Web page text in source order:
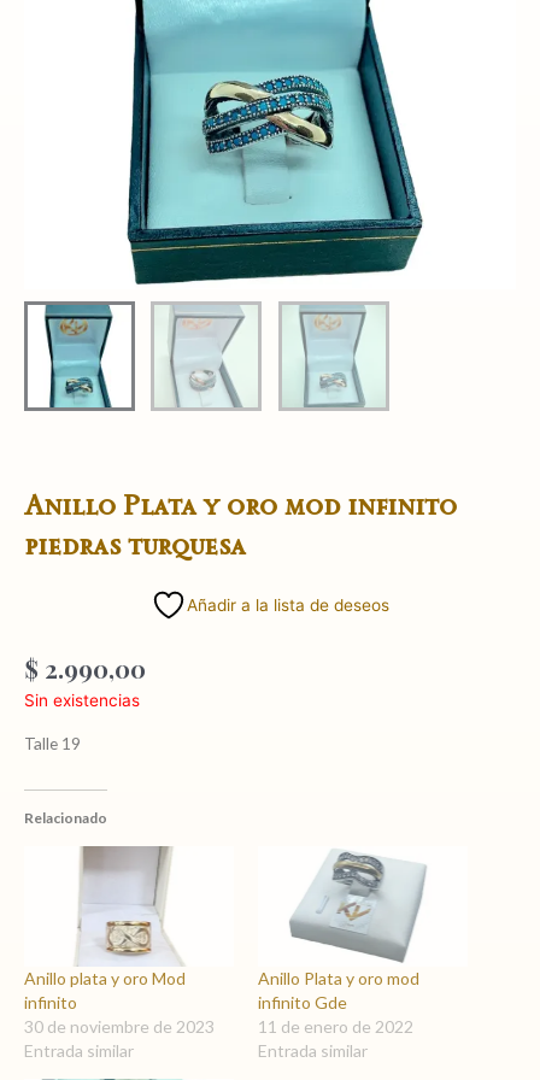
Anillo Plata y oro mod infinito
piedras turquesa
Añadir a la lista de deseos
$ 2.990,00
Sin existencias
Talle 19
Relacionado
Anillo plata y oro Mod
infinito
30 de noviembre de 2023
Entrada similar
Anillo Plata y oro mod
infinito Gde
11 de enero de 2022
Entrada similar